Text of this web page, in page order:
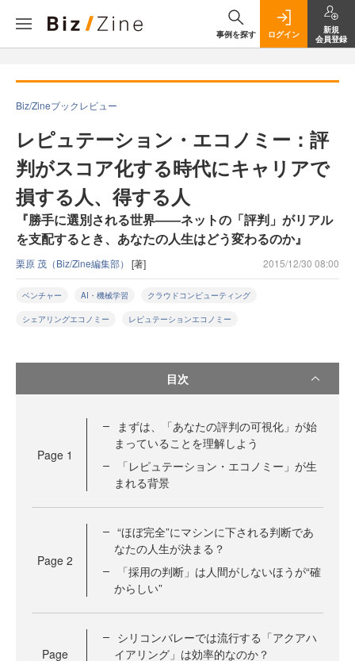
事例を探す ログイン
新規
会員登録
Biz/Zineブックレビュー
レピュテーション・エコノミー：評
判がスコア化する時代にキャリアで
損する人、得する人
『勝手に選別される世界――ネットの「評判」がリアル
を支配するとき、あなたの人生はどう変わるのか』
栗原 茂（Biz/Zine編集部） [著] 2015/12/30 08:00
ベンチャー AI・機械学習 クラウドコンピューティング
シェアリングエコノミー レピュテーションエコノミー
目次
Page 1
まずは、「あなたの評判の可視化」が始
まっていることを理解しよう
「レピュテーション・エコノミー」が生
まれる背景
Page 2
“ほぼ完全”にマシンに下される判断であ
なたの人生が決まる？
「採用の判断」は人間がしないほうが“確
からしい”
Page
シリコンバレーでは流行する「アクアハ
イアリング」は効率的なのか？